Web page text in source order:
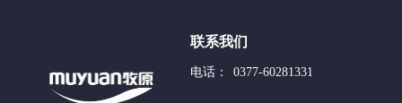
电话： 0377-60281331
联系我们